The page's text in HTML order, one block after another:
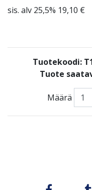
sis. alv 25,5% 19,10 €
Tuotekoodi:
Tuote
Määrä